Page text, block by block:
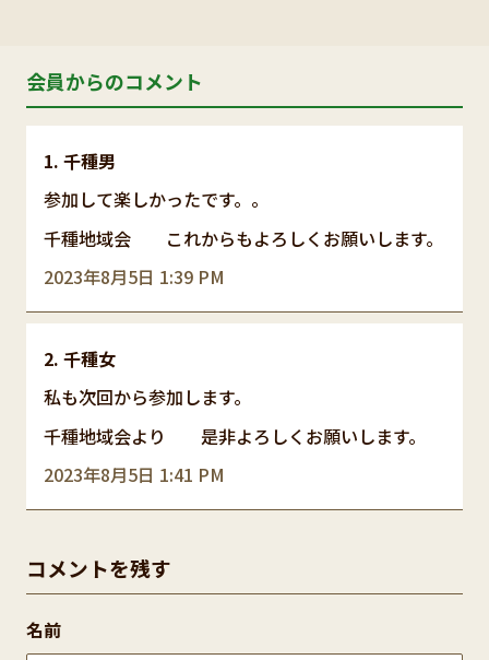
会員からのコメント
千種男
2023年8月5日 1:39 PM
参加して楽しかったです。。
千種地域会 これからもよろしくお願いします。
千種女
2023年8月5日 1:41 PM
私も次回から参加します。
千種地域会より 是非よろしくお願いします。
コメントを残す
名前